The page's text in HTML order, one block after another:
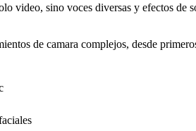
video, sino voces diversas y efectos de
de camara complejos, desde